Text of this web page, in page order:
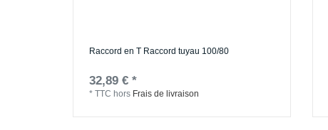
Raccord en T Raccord tuyau 100/80
32,89 € *
*TTC hors Frais de livraison